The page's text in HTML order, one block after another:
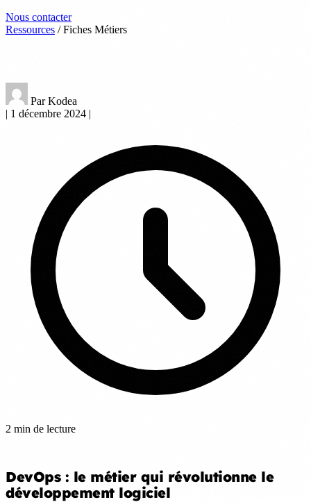
Nous contacter
Ressources / Fiches Métiers
Par Kodea
| 1 décembre 2024 |
2 min de lecture
DevOps : le métier qui révolutionne le
développement logiciel